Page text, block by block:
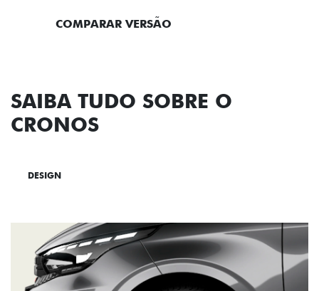
COMPARAR VERSÃO
SAIBA TUDO SOBRE O
CRONOS
DESIGN